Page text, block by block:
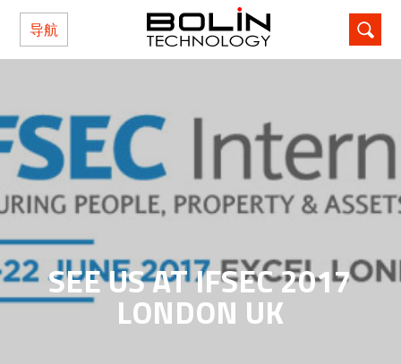
导航
SEE US AT IFSEC 2017
LONDON UK